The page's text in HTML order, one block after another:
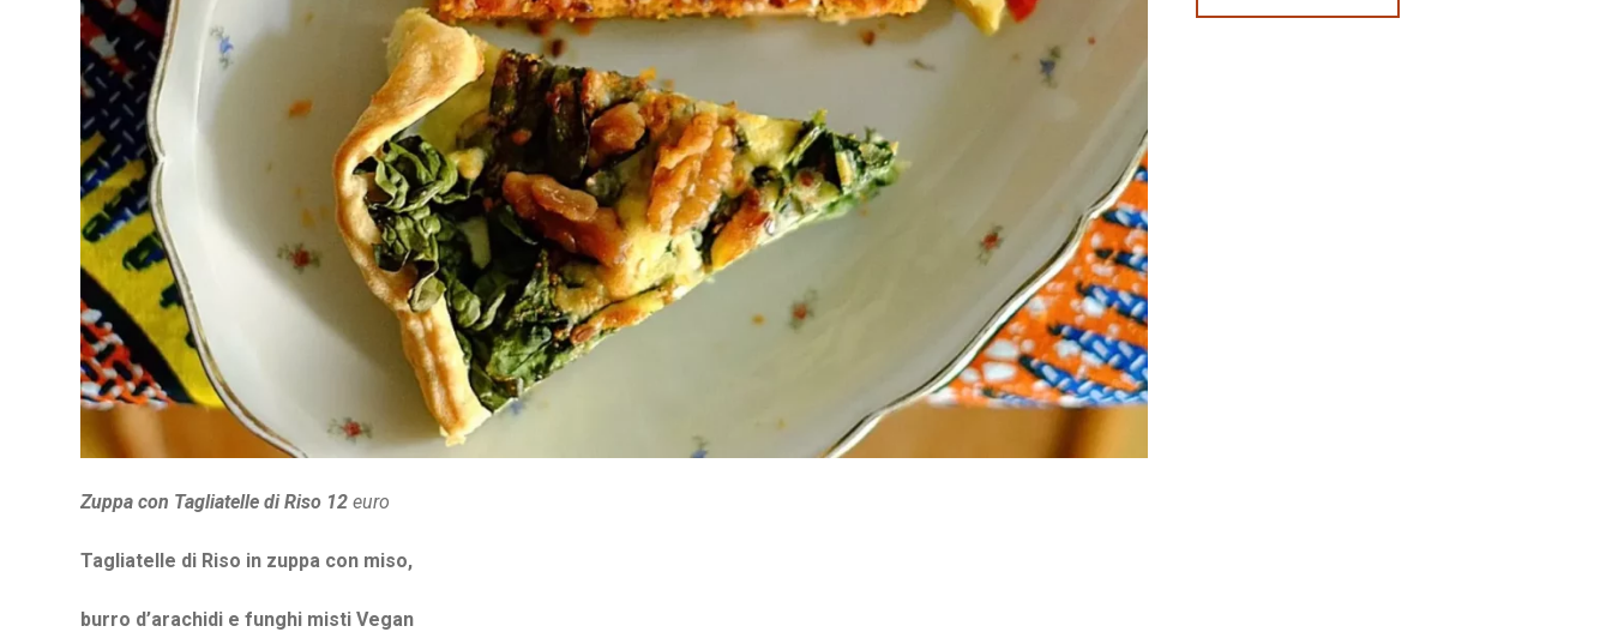
Zuppa con Tagliatelle di Riso 12 euro
Tagliatelle di Riso in zuppa con miso,
burro d’arachidi e funghi misti Vegan